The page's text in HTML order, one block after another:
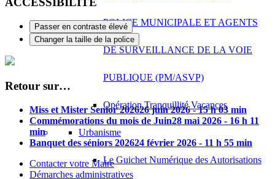
POLICE MUNICIPALE ET AGENTS
DE SURVEILLANCE DE LA VOIE
PUBLIQUE (PM/ASVP)
Opération Tranquillité Vacances
Urbanisme
Le Guichet Numérique des Autorisations
Passer en contraste élevé
Changer la taille de la police
Retour sur…
Miss et Mister Senior 202626 juin 2026 - 15 h 03 min
Commémorations du mois de Juin28 mai 2026 - 16 h 11
min
Banquet des séniors 202624 février 2026 - 11 h 55 min
Contacter votre Maire
Démarches administratives